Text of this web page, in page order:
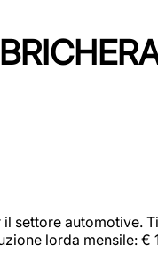
automotive.
lorda mensile: €